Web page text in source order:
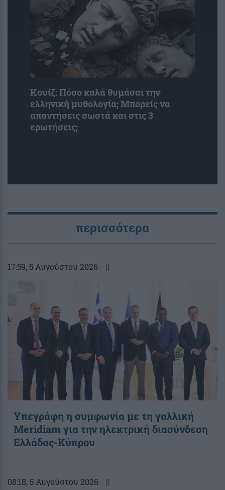
Κουίζ: Πόσο καλά θυμάσαι την
ελληνική μυθολογία; Μπορείς να
απαντήσεις σωστά και στις 3
ερωτήσεις;
περισσότερα
17:59, 5 Αυγούστου 2026 ||
Υπεγράφη η συμφωνία με τη γαλλική
Meridiam για την ηλεκτρική διασύνδεση
Ελλάδας-Κύπρου
08:18, 5 Αυγούστου 2026 ||